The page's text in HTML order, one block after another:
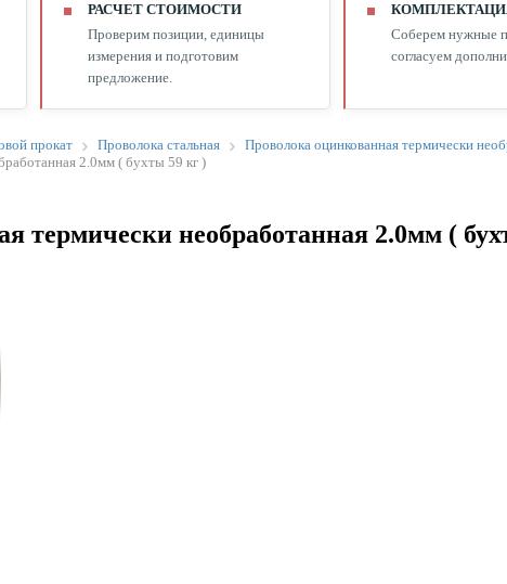
РАСЧЕТ СТОИМОСТИ
Проверим позиции, единицы
измерения и подготовим
предложение.
Соберем нужные
согласуем
прокат Проволока стальная
Проволока оцинкованная термически
2.0мм ( бухты 59 кг )
термически необработанная 2.0мм (